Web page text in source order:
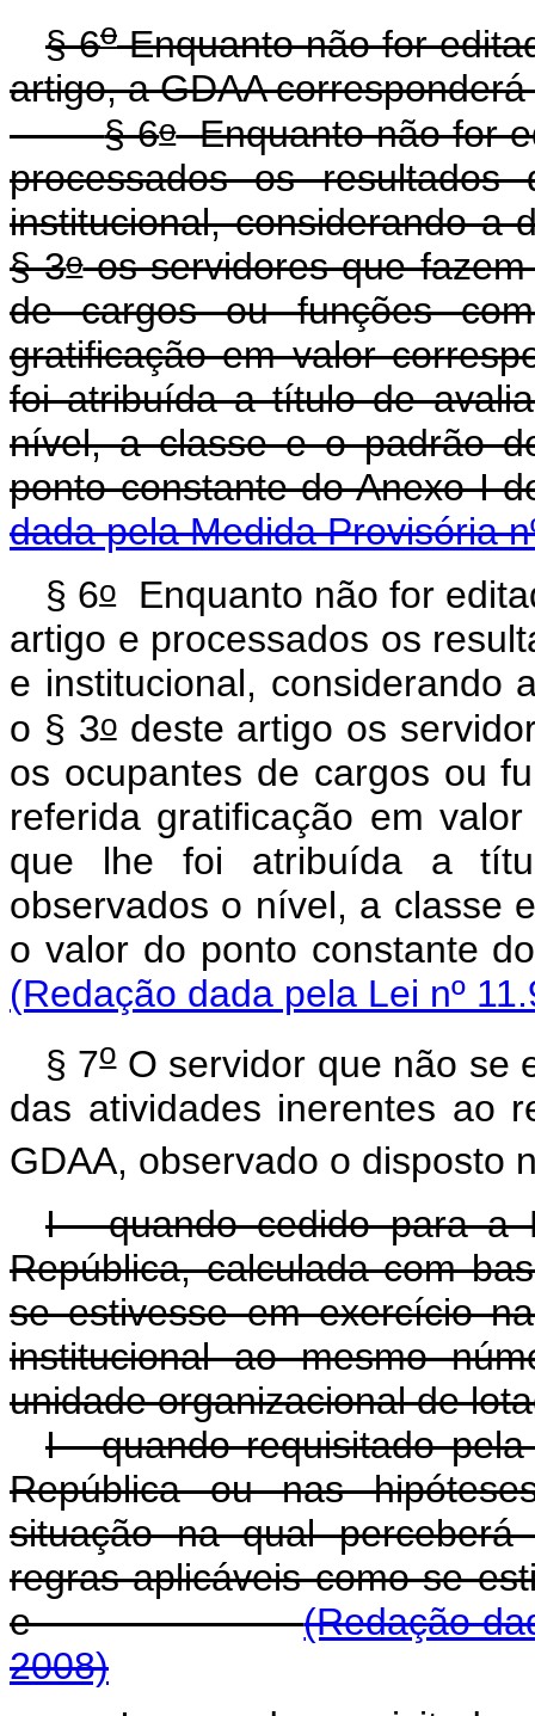
§ 6oEnquanto não for
artigo, a GDAA
§ 6o
Enquanto não for
processados os
institucional, considerando a
§ 3oos servidores que
de cargos ou funções
gratificação em valor
foi atribuída a título de
nível, a classe e o padrão
ponto constante do
dada pela Medida Provisória
§ 6oEnquanto não for
artigo e processados os
e institucional, considerando
o § 3odeste artigo os
os ocupantes de cargos ou
referida gratificação em
que lhe foi atribuída a
observados o nível, a classe
o valor do ponto
(Redação dada pela Lei nº
§ 7oO servidor que não se
das atividades inerentes ao
GDAA, observado o disposto
I - quando cedido para a
República, calculada com
se estivesse em exercício
institucional ao mesmo
unidade organizacional de
I - quando requisitado
República ou nas
situação na qual
regras aplicáveis como se
e(Redação
2008)